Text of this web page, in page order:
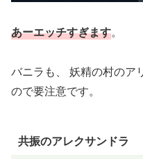
あーエッチすぎます。
バニラも、 妖精の村のア
ので要注意です。
共振のアレクサンドラ